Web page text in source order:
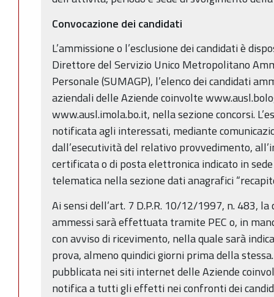
Convocazione dei candidati
L’ammissione o l’esclusione dei candidati è
Direttore del Servizio Unico Metropolitano
Personale (SUMAGP), l’elenco dei candidati
aziendali delle Aziende coinvolte
www.ausl.imola.bo.it, nella sezione concorsi.
notificata agli interessati, mediante
dall’esecutività del relativo provvedimento,
certificata o di posta elettronica indicato in
telematica nella sezione dati anagrafici
Ai sensi dell’art. 7 D.P.R. 10/12/1997, n. 483,
ammessi sarà effettuata tramite PEC o, in
con avviso di ricevimento, nella quale sarà
prova, almeno quindici giorni prima della
pubblicata nei siti internet delle Aziende
notifica a tutti gli effetti nei confronti dei